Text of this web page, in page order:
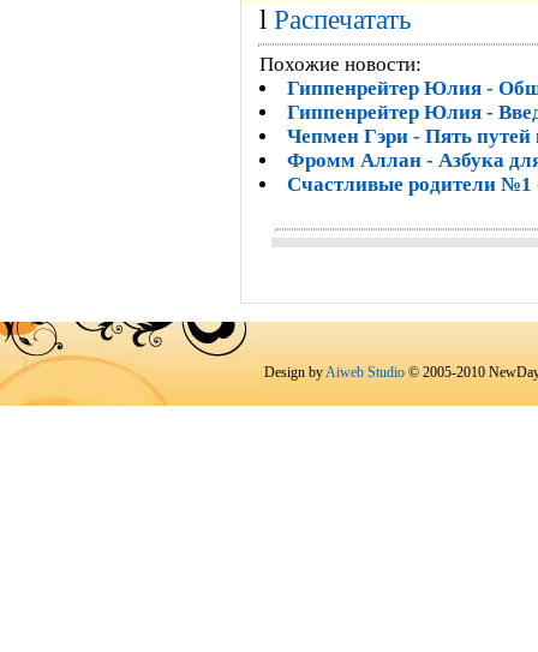
l Распечатать
Похожие новости:
Гиппенрейтер Юлия -
Гиппенрейтер Юлия -
Чепмен Гэри - Пять путей
Фромм Аллан - Азбука
Счастливые родители №1
Design byAiweb Studio © 2005-2010